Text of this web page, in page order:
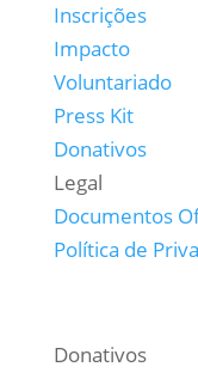
Inscrições
Impacto
Voluntariado
Press Kit
Donativos
Legal
Documentos
Política de
Donativos